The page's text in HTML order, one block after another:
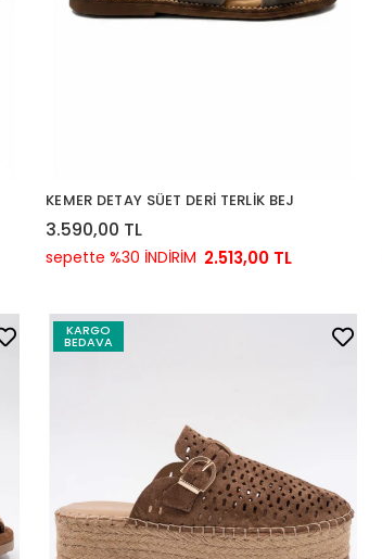
KEMER DETAY SÜET DERİ TERLİK BEJ
3.590,00 TL
sepette %30 İNDİRİM 2.513,00 TL
KARGO
BEDAVA